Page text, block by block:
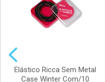
Elástico Ricca Sem Metal
Case Winter Com/10